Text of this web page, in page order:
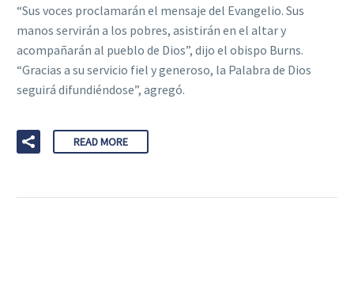
“Sus voces proclamarán el mensaje del Evangelio. Sus
manos servirán a los pobres, asistirán en el altar y
acompañarán al pueblo de Dios”, dijo el obispo Burns.
“Gracias a su servicio fiel y generoso, la Palabra de Dios
seguirá difundiéndose”, agregó.
READ MORE